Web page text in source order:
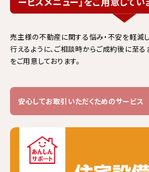
売主様の不動産に関する悩み・不安を軽減し
行えるように、ご相談時からご成約後に至
をご用意しております。​
安心してお取引いただくためのサービス